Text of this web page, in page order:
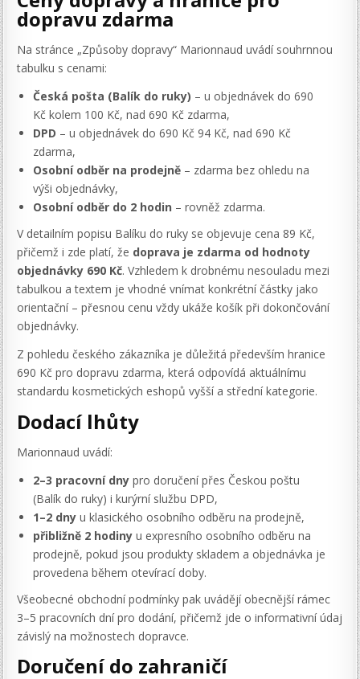
dopravu zdarma
Na stránce „Způsoby dopravy“ Marionnaud uvádí souhrnnou
tabulku s cenami:
Česká pošta (Balík do ruky) – u objednávek do 690
Kč kolem 100 Kč, nad 690 Kč zdarma,
DPD – u objednávek do 690 Kč 94 Kč, nad 690 Kč
zdarma,
Osobní odběr na prodejně – zdarma bez ohledu na
výši objednávky,
Osobní odběr do 2 hodin – rovněž zdarma.
V detailním popisu Balíku do ruky se objevuje cena 89 Kč,
přičemž i zde platí, že doprava je zdarma od hodnoty
objednávky 690 Kč. Vzhledem k drobnému nesouladu mezi
tabulkou a textem je vhodné vnímat konkrétní částky jako
orientační – přesnou cenu vždy ukáže košík při dokončování
objednávky.
Z pohledu českého zákazníka je důležitá především hranice
690 Kč pro dopravu zdarma, která odpovídá aktuálnímu
standardu kosmetických eshopů vyšší a střední kategorie.
Dodací lhůty
Marionnaud uvádí:
2–3 pracovní dny pro doručení přes Českou poštu
(Balík do ruky) i kurýrní službu DPD,
1–2 dny u klasického osobního odběru na prodejně,
přibližně 2 hodiny u expresního osobního odběru na
prodejně, pokud jsou produkty skladem a objednávka je
provedena během otevírací doby.
Všeobecné obchodní podmínky pak uvádějí obecnější rámec
3–5 pracovních dní pro dodání, přičemž jde o informativní údaj
závislý na možnostech dopravce.
Doručení do zahraničí